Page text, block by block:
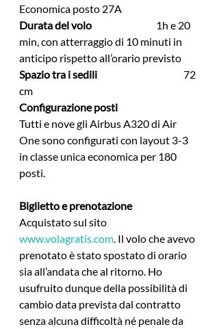
Economica posto 27A
Durata del volo
min, con atterraggio di 10 minuti in
anticipo rispetto all’orario previsto
Spazio tra i sedili
cm
Configurazione posti
Tutti e nove gli Airbus A320 di Air
One sono configurati con layout 3-3
in classe unica economica per 180
posti.
Biglietto e prenotazione
Acquistato sul sito
www.volagratis.com . Il volo che avevo
prenotato è stato spostato di orario
sia all’andata che al ritorno. Ho
usufruito dunque della possibilità di
cambio data prevista dal contratto
senza alcuna difficoltà né penale da